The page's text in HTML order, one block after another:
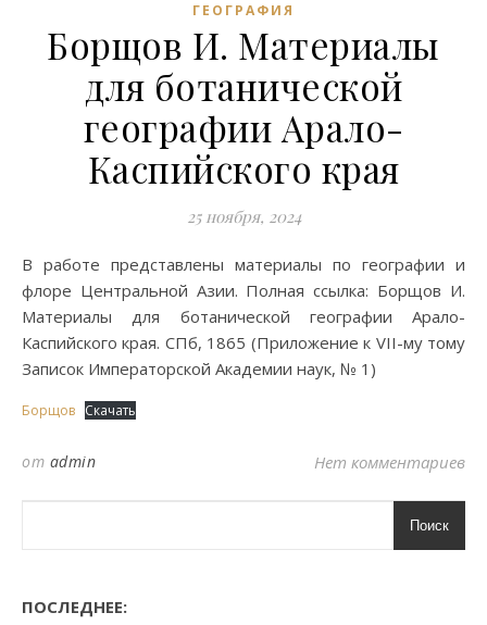
ГЕОГРАФИЯ
Борщов И. Материалы
для ботанической
географии Арало-
Каспийского края
25 ноября, 2024
В работе представлены материалы по географии и
флоре Центральной Азии. Полная ссылка: Борщов И.
Материалы для ботанической географии Арало-
Каспийского края. СПб, 1865 (Приложение к VII-му тому
Записок Императорской Академии наук, № 1)
Борщов Скачать
от admin Нет комментариев
Поиск
ПОСЛЕДНЕЕ: